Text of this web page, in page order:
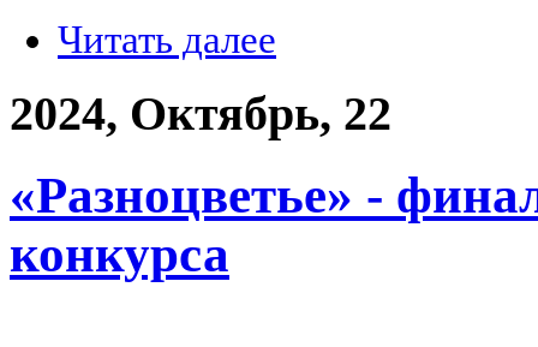
Читать далее
2024, Октябрь, 22
«Разноцветье» -
конкурса